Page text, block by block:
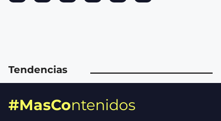
Tendencias
#MasContenidos